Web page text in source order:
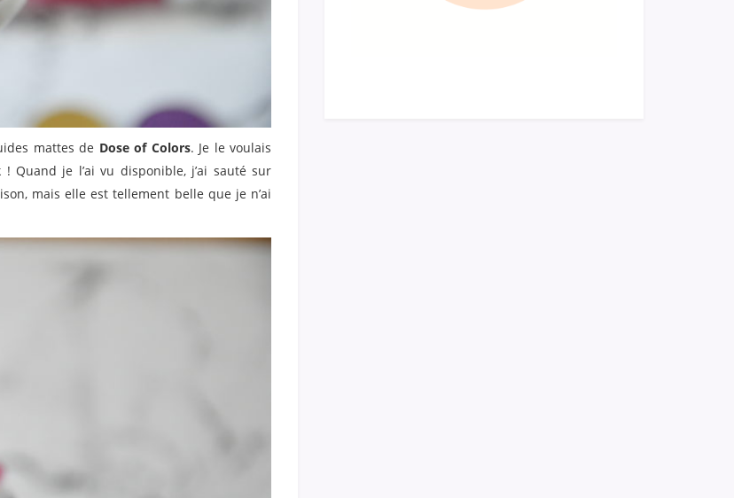
mattes de Dose of Colors. Je le voulais
Quand je l’ai vu disponible, j’ai sauté sur
mais elle est tellement belle que je n’ai